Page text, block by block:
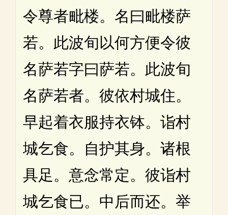
令尊者毗楼。名曰毗楼萨
若。此波旬以何方便令彼
名萨若字曰萨若。此波旬
名萨若者。彼依村城住。
早起着衣服持衣钵。诣村
城乞食。自护其身。诸根
具足。意念常定。彼诣村
城乞食已。中后而还。举